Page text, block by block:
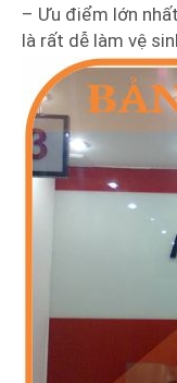
– Ưu điểm lớn
là rất dễ làm vệ